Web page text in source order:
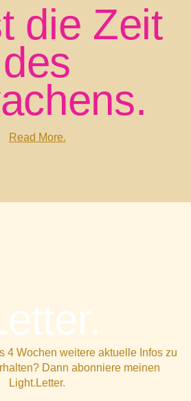
die Zeit
des
Read More.
4 Wochen weitere aktuelle Infos zu
Dann abonniere meinen
Light.Letter.